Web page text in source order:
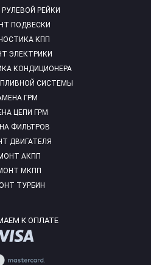
РЕЙКИ
ПОДВЕСКИ
КПП
ЭЛЕКТРИКИ
КОНДИЦИОНЕРА
СИСТЕМЫ
ГРМ
ЦЕПИ ГРМ
ФИЛЬТРОВ
ДВИГАТЕЛЯ
АКПП
МКПП
ТУРБИН
К ОПЛАТЕ